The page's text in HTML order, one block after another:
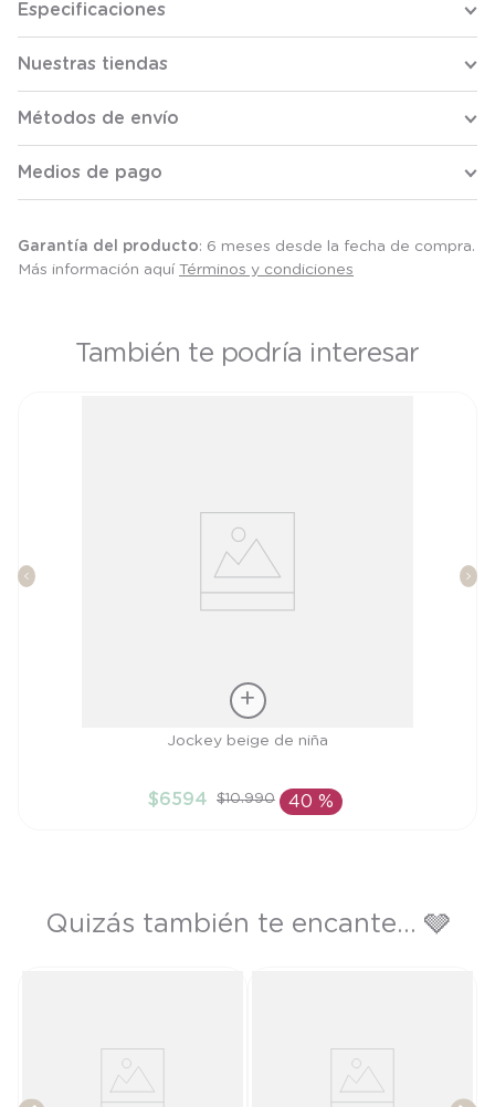
Especificaciones
Nuestras tiendas
Métodos de envío
Medios de pago
Garantía del producto: 6 meses desde la fecha de compra.
Más información aquí Términos y condiciones
También te podría interesar
AÑADIR AL CARRITO
Jockey beige de niña
$6594 $10.990 40 %
Quizás también te encante... 🩶